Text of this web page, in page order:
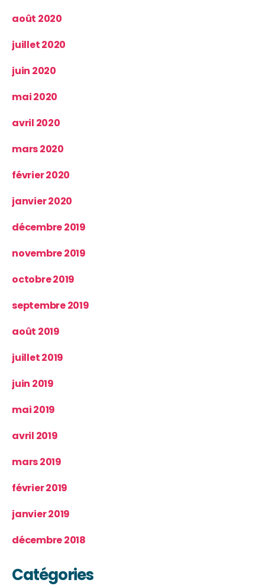
août 2020
juillet 2020
juin 2020
mai 2020
avril 2020
mars 2020
février 2020
janvier 2020
décembre 2019
novembre 2019
octobre 2019
septembre 2019
août 2019
juillet 2019
juin 2019
mai 2019
avril 2019
mars 2019
février 2019
janvier 2019
décembre 2018
Catégories